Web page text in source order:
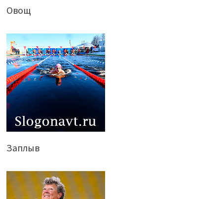
Овощ
Заплыв